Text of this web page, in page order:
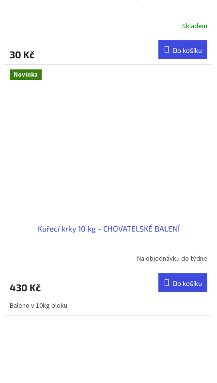
Skladem
30 Kč Do košíku
Novinka
Kuřecí krky 10 kg - CHOVATELSKÉ BALENÍ
Na objednávku do týdne
430 Kč Do košíku
Baleno v 10kg bloku